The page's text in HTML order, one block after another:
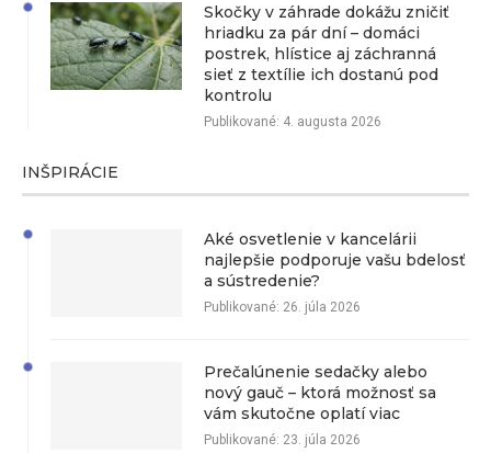
Skočky v záhrade dokážu zničiť
hriadku za pár dní – domáci
postrek, hlístice aj záchranná
sieť z textílie ich dostanú pod
kontrolu
Publikované: 4. augusta 2026
INŠPIRÁCIE
Aké osvetlenie v kancelárii
najlepšie podporuje vašu bdelosť
a sústredenie?
Publikované: 26. júla 2026
Prečalúnenie sedačky alebo
nový gauč – ktorá možnosť sa
vám skutočne oplatí viac
Publikované: 23. júla 2026